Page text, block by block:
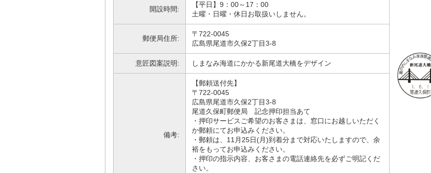
開設時間:
【平日】9：00～17：00
土曜・日曜・休日お取扱いしません。
郵便局住所:
〒722-0045
広島県尾道市久保2丁目3-8
意匠図案説明: しまなみ海道にかかる新尾道大橋をデザイン
備考:
【郵頼送付先】
〒722-0045
広島県尾道市久保2丁目3-8
尾道久保町郵便局 記念押印担当あて
・押印サービスご希望のお客さまは、窓口にお越しいただく
か郵頼にてお申込みください。
・郵頼は、11月25日(月)到着分まで対応いたしますので、余
裕をもってお申込みください。
・押印の指示内容、お客さまの電話連絡先を必ずご明記くだ
さい。